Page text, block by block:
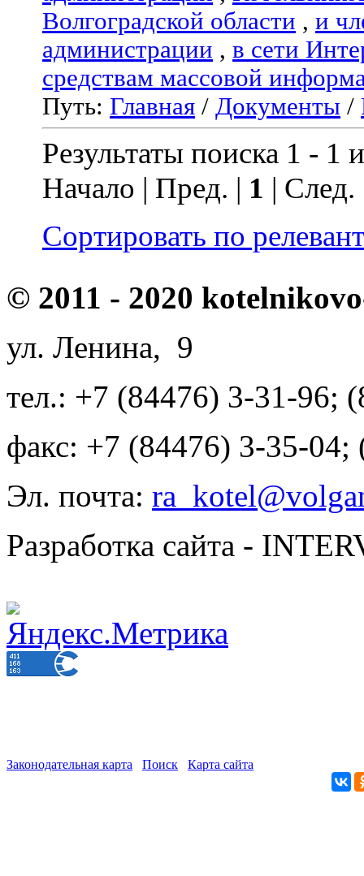
Волгоградской области , и
администрации , в сети
средствам массовой
Путь: Главная / Документы /
Результаты поиска 1 - 1
Начало | Пред. | 1 |
Сортировать по
© 2011 - 2020
ул. Ленина, 9
тел.: +7 (84476) 3-31-96;
факс: +7 (84476) 3-35-04;
Эл. почта:
Разработка сайта -
Законодательная карта Поиск Карта сайта